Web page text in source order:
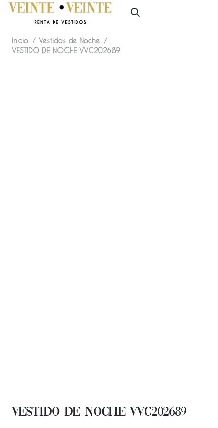
Inicio / Vestidos de Noche /
VESTIDO DE NOCHE VVC202689
VESTIDO DE NOCHE VVC202689